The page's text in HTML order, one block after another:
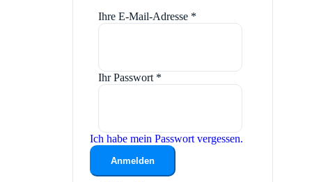
Ihre E-Mail-Adresse *
Ihr Passwort *
Ich habe mein Passwort vergessen.
Anmelden